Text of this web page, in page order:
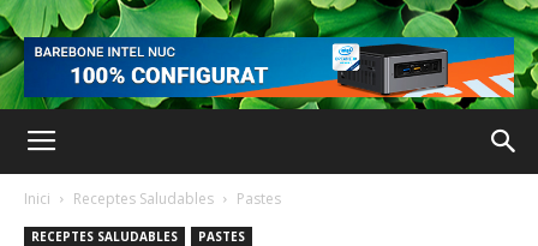
Inici Receptes Saludables Pastes
RECEPTES SALUDABLES PASTES